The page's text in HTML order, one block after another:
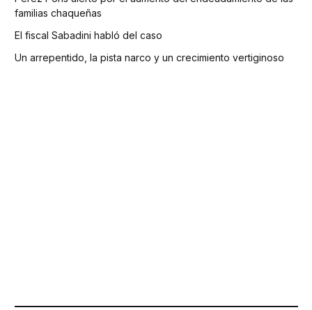
familias chaqueñas
El fiscal Sabadini habló del caso
Un arrepentido, la pista narco y un crecimiento vertiginoso